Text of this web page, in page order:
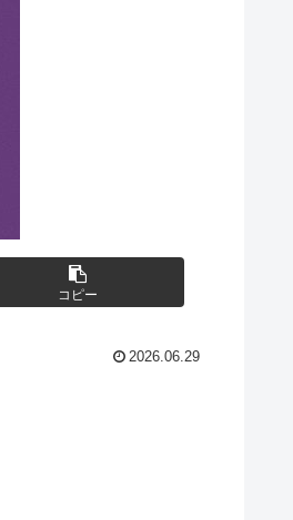
コピー
2026.06.29